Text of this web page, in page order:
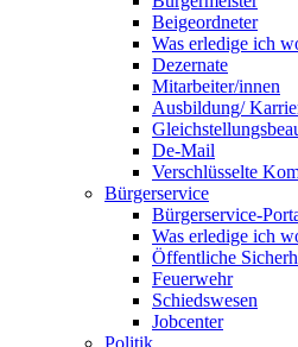
Beigeordneter
Was erledige ich
Dezernate
Mitarbeiter/innen
Ausbildung/
De-Mail
Verschlüsselte
Bürgerservice
Bürgerservice-
Was erledige ich
Öffentliche
Feuerwehr
Schiedswesen
Jobcenter
Politik